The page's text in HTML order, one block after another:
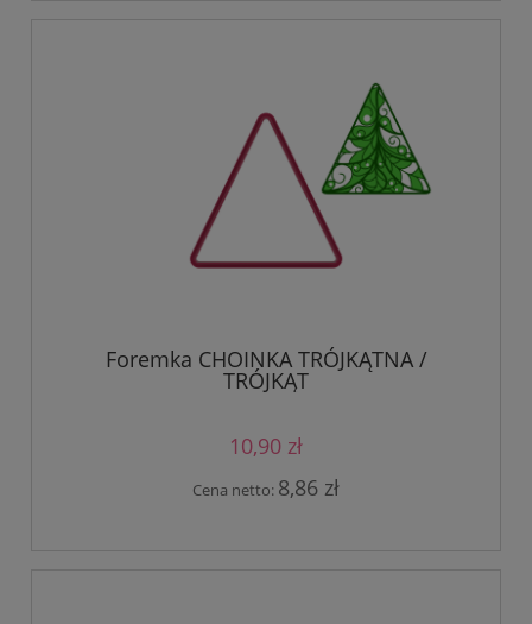
Foremka CHOINKA TRÓJKĄTNA /
TRÓJKĄT
10,90 zł
Cena netto: 8,86 zł